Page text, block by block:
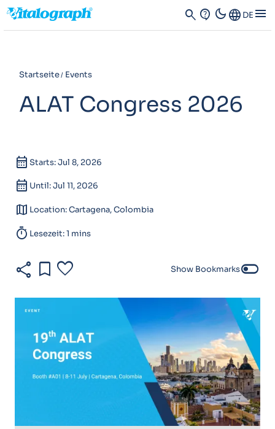
search contact_support dark_modeLanguage DE menu
Startseite Events
ALAT Congress 2026
calendar_month Starts: Jul 8, 2026
calendar_month Until: Jul 11, 2026
map Location: Cartagena, Colombia
timer Lesezeit: 1 mins
share bookmark favorite Show Bookmarkstoggle_off